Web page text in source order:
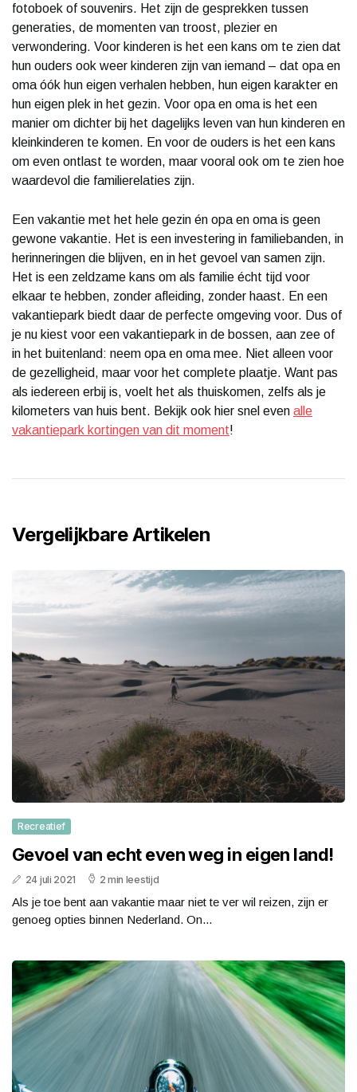
fotoboek of souvenirs. Het zijn de gesprekken tussen
generaties, de momenten van troost, plezier en
verwondering. Voor kinderen is het een kans om te zien dat
hun ouders ook weer kinderen zijn van iemand – dat opa en
oma óók hun eigen verhalen hebben, hun eigen karakter en
hun eigen plek in het gezin. Voor opa en oma is het een
manier om dichter bij het dagelijks leven van hun kinderen en
kleinkinderen te komen. En voor de ouders is het een kans
om even ontlast te worden, maar vooral ook om te zien hoe
waardevol die familierelaties zijn.
Een vakantie met het hele gezin én opa en oma is geen
gewone vakantie. Het is een investering in familiebanden, in
herinneringen die blijven, en in het gevoel van samen zijn.
Het is een zeldzame kans om als familie écht tijd voor
elkaar te hebben, zonder afleiding, zonder haast. En een
vakantiepark biedt daar de perfecte omgeving voor. Dus of
je nu kiest voor een vakantiepark in de bossen, aan zee of
in het buitenland: neem opa en oma mee. Niet alleen voor
de gezelligheid, maar voor het complete plaatje. Want pas
als iedereen erbij is, voelt het als thuiskomen, zelfs als je
kilometers van huis bent. Bekijk ook hier snel even alle
vakantiepark kortingen van dit moment!
Vergelijkbare Artikelen
Recreatief
Gevoel van echt even weg in eigen land!
24 juli 2021 2 min leestijd
Als je toe bent aan vakantie maar niet te ver wil reizen, zijn er
genoeg opties binnen Nederland. On...